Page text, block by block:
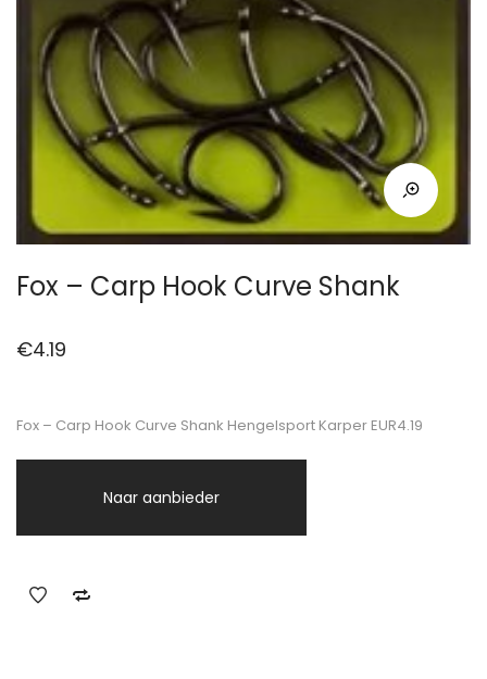
Fox – Carp Hook Curve Shank
€4.19
Fox – Carp Hook Curve Shank Hengelsport Karper EUR4.19
Naar aanbieder